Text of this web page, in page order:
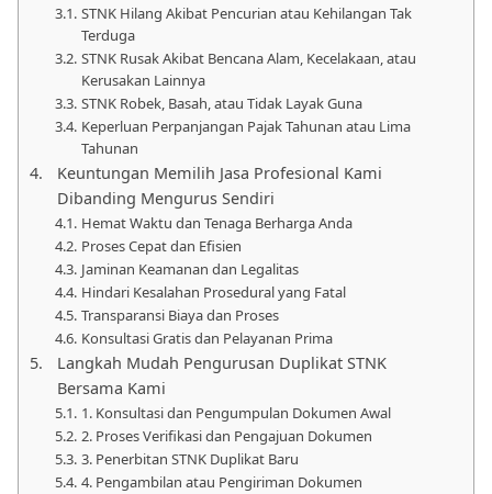
STNK Hilang Akibat Pencurian atau Kehilangan Tak
Terduga
STNK Rusak Akibat Bencana Alam, Kecelakaan, atau
Kerusakan Lainnya
STNK Robek, Basah, atau Tidak Layak Guna
Keperluan Perpanjangan Pajak Tahunan atau Lima
Tahunan
Keuntungan Memilih Jasa Profesional Kami
Dibanding Mengurus Sendiri
Hemat Waktu dan Tenaga Berharga Anda
Proses Cepat dan Efisien
Jaminan Keamanan dan Legalitas
Hindari Kesalahan Prosedural yang Fatal
Transparansi Biaya dan Proses
Konsultasi Gratis dan Pelayanan Prima
Langkah Mudah Pengurusan Duplikat STNK
Bersama Kami
1. Konsultasi dan Pengumpulan Dokumen Awal
2. Proses Verifikasi dan Pengajuan Dokumen
3. Penerbitan STNK Duplikat Baru
4. Pengambilan atau Pengiriman Dokumen